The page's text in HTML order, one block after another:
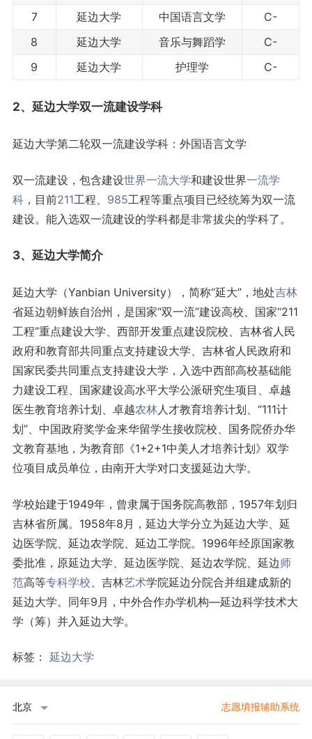
7
延边大学 中国语言文学
C-
8
延边大学 音乐与舞蹈学
C-
9
延边大学 护理学 C-
2、延边大学双一流建设学科
延边大学第二轮双一流建设学科：外国语言文学
双一流建设，包含建设世界一流大学和建设世界一流学
科，目前211工程、 985工程等重点项目已经统筹为双一流
建设。能入选双一流建设的学科都是非常拔尖的学科了。
3、延边大学简介
延边大学（Yanbian University），简称“延大”，地处吉林
省延边朝鲜族自治州，是国家“双一流”建设高校、国家“211
工程”重点建设大学、西部开发重点建设院校、吉林省人民
政府和教育部共同重点支持建设大学、吉林省人民政府和
国家民委共同重点支持建设大学，入选中西部高校基础能
力建设工程、国家建设高水平大学公派研究生项目、卓越
医生教育培养计划、卓越农林人才教育培养计划、“111计
划”、中国政府奖学金来华留学生接收院校、国务院侨办华
文教育基地，为教育部《1+2+1中美人才培养计划》双学
位项目成员单位，由南开大学对口支援延边大学。
学校始建于1949年，曾隶属于国务院高教部，1957年划归
吉林省所属。1958年8月，延边大学分立为延边大学、延
边医学院、延边农学院、延边工学院。1996年经原国家教
委批准，原延边大学、延边医学院、延边农学院、延边师
范高等专科学校、吉林艺术学院延边分院合并组建成新的
延边大学。同年9月，中外合作办学机构—延边科学技术大
学（筹）并入延边大学。
标签： 延边大学
北京 志愿填报辅助系统